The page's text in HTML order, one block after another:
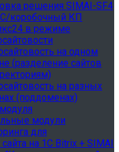
решения SIMAI-SF4
коробочный КП
в режиме
на одном
(разделение сайтов
на разных
(поддоменах)
модули
для
на 1С Bitrix + SIMAI